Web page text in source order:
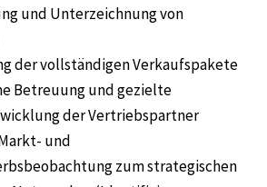
und Unterzeichnung von
der vollständigen Verkaufspakete
Betreuung und gezielte
der Vertriebspartner
und
zum strategischen